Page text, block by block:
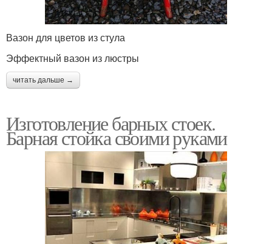
Вазон для цветов из стула
Эффектный вазон из люстры
читать дальше →
Изготовление барных стоек.
Барная стойка своими руками